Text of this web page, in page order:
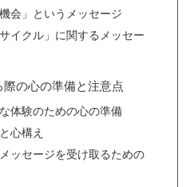
会」というメッセージ
イクル」に関するメッセー
の心の準備と注意点
体験のための心の準備
心構え
ッセージを受け取るための